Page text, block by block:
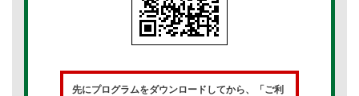
先にプログラムをダウンロードしてから、「ご利